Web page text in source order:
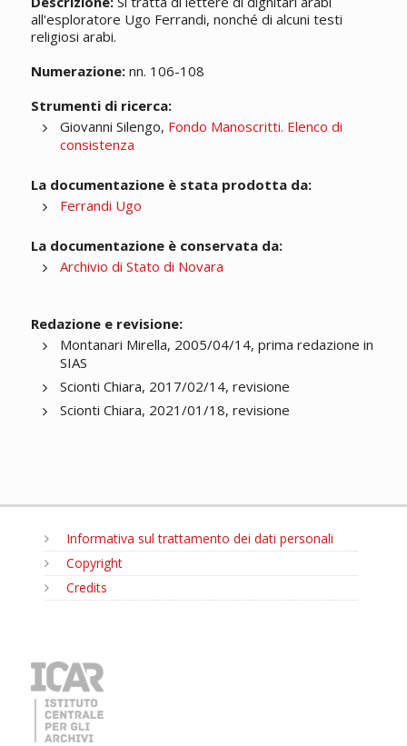
all'esploratore Ugo Ferrandi, nonché di alcuni testi
religiosi arabi.
Numerazione:nn. 106-108
Strumenti di ricerca:
Giovanni Silengo, Fondo Manoscritti. Elenco di
consistenza
La documentazione è stata prodotta da:
Ferrandi Ugo
La documentazione è conservata da:
Archivio di Stato di Novara
Redazione e revisione:
Montanari Mirella, 2005/04/14, prima redazione in
SIAS
Scionti Chiara, 2017/02/14, revisione
Scionti Chiara, 2021/01/18, revisione
Informativa sul trattamento dei dati personali
Copyright
Credits